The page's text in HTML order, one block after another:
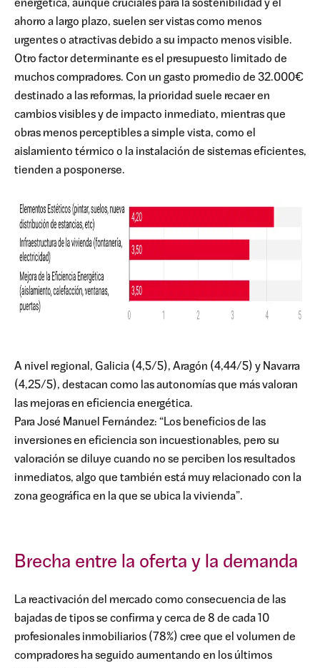
energética, aunque cruciales para la sostenibilidad y el
ahorro a largo plazo, suelen ser vistas como menos
urgentes o atractivas debido a su impacto menos visible.
Otro factor determinante es el presupuesto limitado de
muchos compradores. Con un gasto promedio de 32.000€
destinado a las reformas, la prioridad suele recaer en
cambios visibles y de impacto inmediato, mientras que
obras menos perceptibles a simple vista, como el
aislamiento térmico o la instalación de sistemas eficientes,
tienden a posponerse.
A nivel regional, Galicia (4,5/5), Aragón (4,44/5) y Navarra
(4,25/5), destacan como las autonomías que más valoran
las mejoras en eficiencia energética.
Para José Manuel Fernández: “Los beneficios de las
inversiones en eficiencia son incuestionables, pero su
valoración se diluye cuando no se perciben los resultados
inmediatos, algo que también está muy relacionado con la
zona geográfica en la que se ubica la vivienda”.
Brecha entre la oferta y la demanda
La reactivación del mercado como consecuencia de las
bajadas de tipos se confirma y cerca de 8 de cada 10
profesionales inmobiliarios (78%) cree que el volumen de
compradores ha seguido aumentando en los últimos